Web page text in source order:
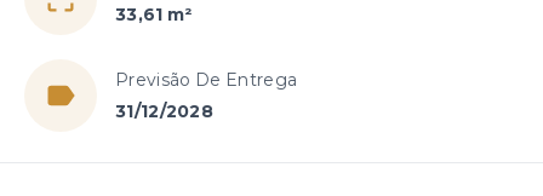
33,61 m²
Previsão De Entrega
31/12/2028